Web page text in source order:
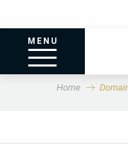
MENU
Home